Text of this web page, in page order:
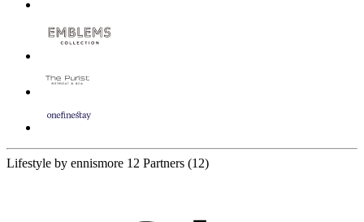
Lifestyle by ennismore 12 Partners (12)